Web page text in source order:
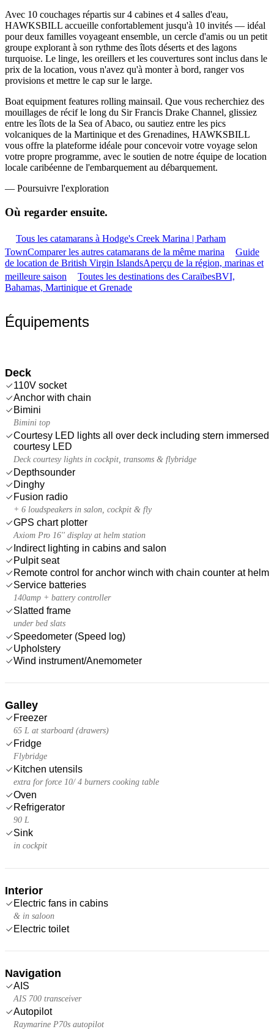
Avec 10 couchages répartis sur 4 cabines et 4 salles d'eau,
HAWKSBILL accueille confortablement jusqu'à 10 invités — idéal
pour deux familles voyageant ensemble, un cercle d'amis ou un petit
groupe explorant à son rythme des îlots déserts et des lagons
turquoise. Le linge, les oreillers et les couvertures sont inclus dans le
prix de la location, vous n'avez qu'à monter à bord, ranger vos
provisions et mettre le cap sur le large.
Boat equipment features rolling mainsail. Que vous recherchiez des
mouillages de récif le long du Sir Francis Drake Channel, glissiez
entre les îlots de la Sea of Abaco, ou sautiez entre les pics
volcaniques de la Martinique et des Grenadines, HAWKSBILL
vous offre la plateforme idéale pour concevoir votre voyage selon
votre propre programme, avec le soutien de notre équipe de location
locale caribéenne de l'embarquement au débarquement.
— Poursuivre l'exploration
Où regarder ensuite.
Tous les catamarans à Hodge's Creek Marina | Parham
TownComparer les autres catamarans de la même marina
Guide
de location de British Virgin IslandsAperçu de la région, marinas et
meilleure saison
Toutes les destinations des CaraïbesBVI,
Bahamas, Martinique et Grenade
Équipements
Deck
110V socket
Anchor with chain
Bimini
Bimini top
Courtesy LED lights all over deck including stern immersed
courtesy LED
Deck courtesy lights in cockpit, transoms & flybridge
Depthsounder
Dinghy
Fusion radio
+ 6 loudspeakers in salon, cockpit & fly
GPS chart plotter
Axiom Pro 16'' display at helm station
Indirect lighting in cabins and salon
Pulpit seat
Remote control for anchor winch with chain counter at helm
Service batteries
140amp + battery controller
Slatted frame
under bed slats
Speedometer (Speed log)
Upholstery
Wind instrument/Anemometer
Galley
Freezer
65 L at starboard (drawers)
Fridge
Flybridge
Kitchen utensils
extra for force 10/ 4 burners cooking table
Oven
Refrigerator
90 L
Sink
in cockpit
Interior
Electric fans in cabins
& in saloon
Electric toilet
Navigation
AIS
AIS 700 transceiver
Autopilot
Raymarine P70s autopilot